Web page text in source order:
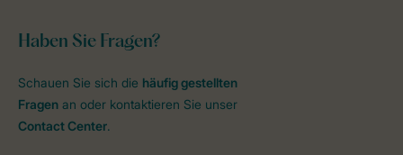
Haben Sie Fragen?
Schauen Sie sich die häufig gestellten
Fragen an oder kontaktieren Sie unser
Contact Center.